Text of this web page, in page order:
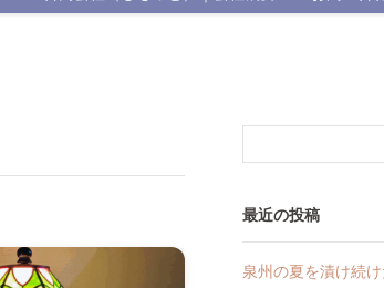
最近の投稿
泉州の夏を漬け続